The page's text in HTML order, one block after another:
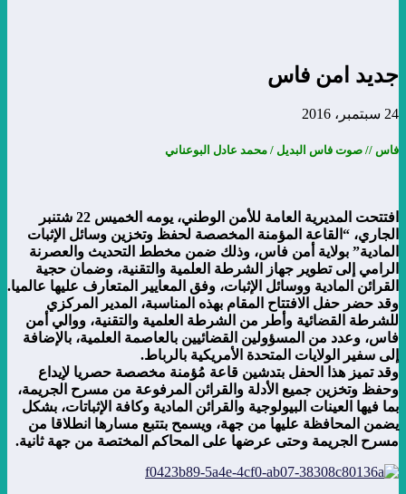
جديد امن فاس
24 سبتمبر، 2016
فاس // صوت فاس البديل / محمد عادل البوعناني
افتتحت المديرية العامة للأمن الوطني، يومه الخميس 22 شتنبر
الجاري، “القاعة المؤمنة المخصصة لحفظ وتخزين وسائل الإثبات
المادية” بولاية أمن فاس، وذلك ضمن مخطط التحديث والعصرنة
الرامي إلى تطوير جهاز الشرطة العلمية والتقنية، وضمان حجية
القرائن المادية ووسائل الإثبات، وفق المعايير المتعارف عليها عالميا.
وقد حضر حفل الافتتاح المقام بهذه المناسبة، المدير المركزي
للشرطة القضائية وأطر من الشرطة العلمية والتقنية، ووالي أمن
فاس، وعدد من المسؤولين القضائيين بالعاصمة العلمية، بالإضافة
إلى سفير الولايات المتحدة الأمريكية بالرباط.
وقد تميز هذا الحفل بتدشين قاعة مُؤمنة مخصصة حصريا لإيداع
وحفظ وتخزين جميع الأدلة والقرائن المرفوعة من مسرح الجريمة،
بما فيها العينات البيولوجية والقرائن المادية وكافة الإثباتات، بشكل
يضمن المحافظة عليها من جهة، ويسمح بتتبع مسارها انطلاقا من
مسرح الجريمة وحتى عرضها على المحاكم المختصة من جهة ثانية.